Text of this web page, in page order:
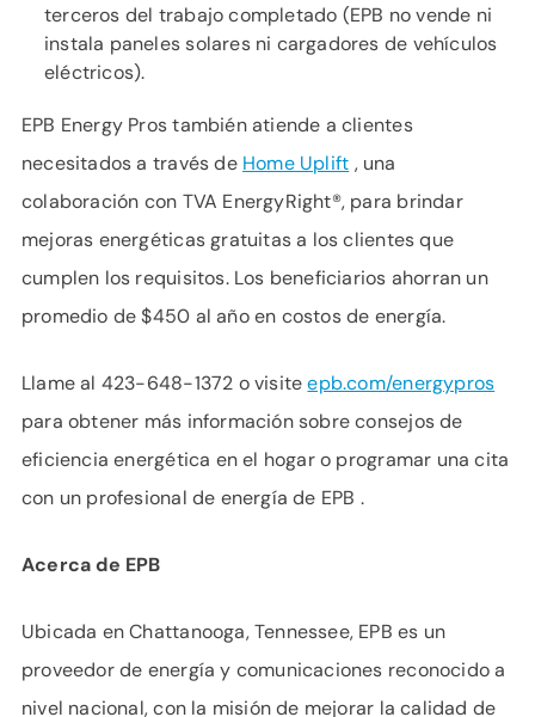
terceros del trabajo completado (EPB no vende ni
instala paneles solares ni cargadores de vehículos
eléctricos).
EPB Energy Pros también atiende a clientes
necesitados a través de Home Uplift , una
colaboración con TVA EnergyRight®, para brindar
mejoras energéticas gratuitas a los clientes que
cumplen los requisitos. Los beneficiarios ahorran un
promedio de $450 al año en costos de energía.
Llame al 423-648-1372 o visiteepb.com/energypros
para obtener más información sobre consejos de
eficiencia energética en el hogar o programar una cita
con un profesional de energía de EPB .
Acerca de EPB
Ubicada en Chattanooga, Tennessee, EPB es un
proveedor de energía y comunicaciones reconocido a
nivel nacional, con la misión de mejorar la calidad de